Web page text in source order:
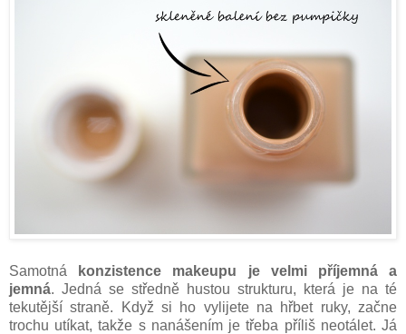
Samotná
konzistence makeupu je velmi příjemná a
jemná. Jedná se středně hustou strukturu, která je na té
tekutější straně. Když si ho vylijete na hřbet ruky, začne
trochu utíkat, takže s nanášením je třeba příliš neotálet. Já